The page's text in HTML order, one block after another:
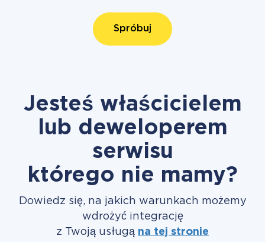
Spróbuj
Jesteś właścicielem
lub deweloperem
serwisu
którego nie mamy?
Dowiedz się, na jakich warunkach możemy
wdrożyć integrację
z Twoją usługą na tej stronie